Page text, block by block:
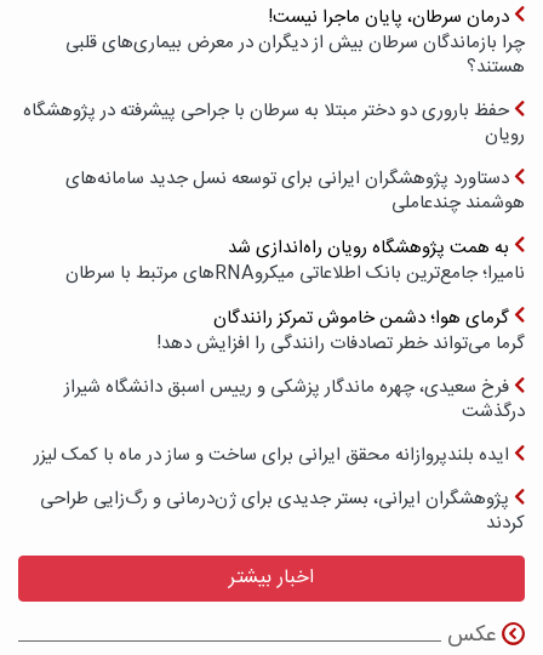
درمان سرطان، پایان ماجرا نیست!
چرا بازماندگان سرطان بیش از دیگران در معرض بیماری‌های قلبی
هستند؟
حفظ باروری دو دختر مبتلا به سرطان با جراحی پیشرفته در پژوهشگاه
رویان
دستاورد پژوهشگران ایرانی برای توسعه نسل جدید سامانه‌های
هوشمند چندعاملی
به همت پژوهشگاه رویان راه‌اندازی شد
نامیرا؛ جامع‌ترین بانک اطلاعاتی میکروRNAهای مرتبط با سرطان
گرمای هوا؛ دشمن خاموش تمرکز رانندگان
گرما می‌تواند خطر تصادفات رانندگی را افزایش دهد!
فرخ سعیدی، چهره ماندگار پزشکی و رییس اسبق دانشگاه شیراز
درگذشت
ایده بلندپروازانه محقق ایرانی برای ساخت و ساز در ماه با کمک لیزر
پژوهشگران ایرانی، بستر جدیدی برای ژن‌درمانی و رگ‌زایی طراحی
کردند
اخبار بیشتر
عکس